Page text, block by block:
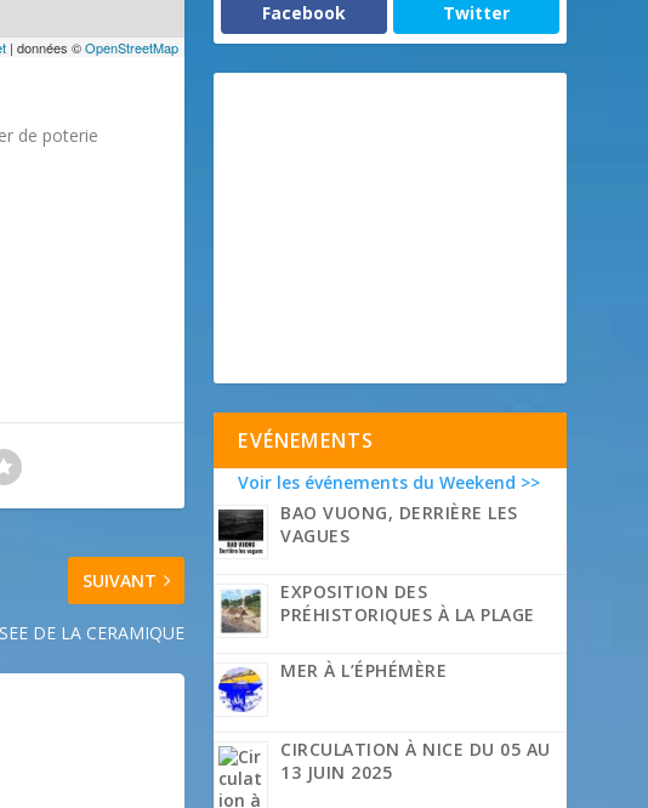
| données ©OpenStreetMap
de poterie
SUIVANT
DE LA CERAMIQUE
Facebook Twitter
EVÉNEMENTS
Voir les événements du Weekend >>
BAO VUONG, DERRIÈRE LES
VAGUES
EXPOSITION DES
PRÉHISTORIQUES À LA PLAGE
MER À L’ÉPHÉMÈRE
CIRCULATION À NICE DU 05 AU
13 JUIN 2025